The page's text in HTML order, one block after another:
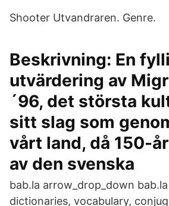
Shooter Utvandraren. Genre.
Beskrivning: En
utvärdering av
´96, det största
sitt slag som
vårt land, då 150-
av den svenska
bab.la arrow_drop_down
dictionaries, vocabulary,